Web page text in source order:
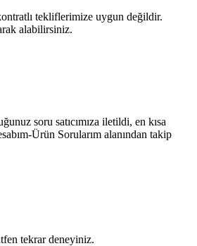
tekliflerimize uygun değildir.
alabilirsiniz.
soru satıcımıza iletildi, en kısa
Ürün Sorularım alanından takip
tekrar deneyiniz.